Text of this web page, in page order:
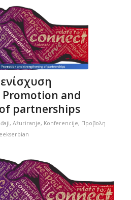
Promotion and
partnerships
, Ažuriranje, Konferencije, Προβολη